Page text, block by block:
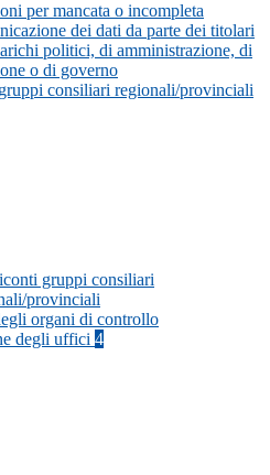
per mancata o incompleta
dei dati da parte dei titolari
politici, di amministrazione, di
o di governo
consiliari regionali/provinciali
gruppi consiliari
provinciali
organi di controllo
degli uffici 4